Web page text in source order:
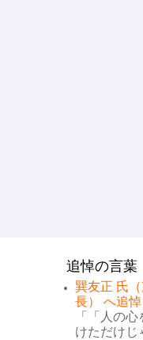
追悼の言葉
巽友正 氏
長） へ追悼
「「人の
けただけじ